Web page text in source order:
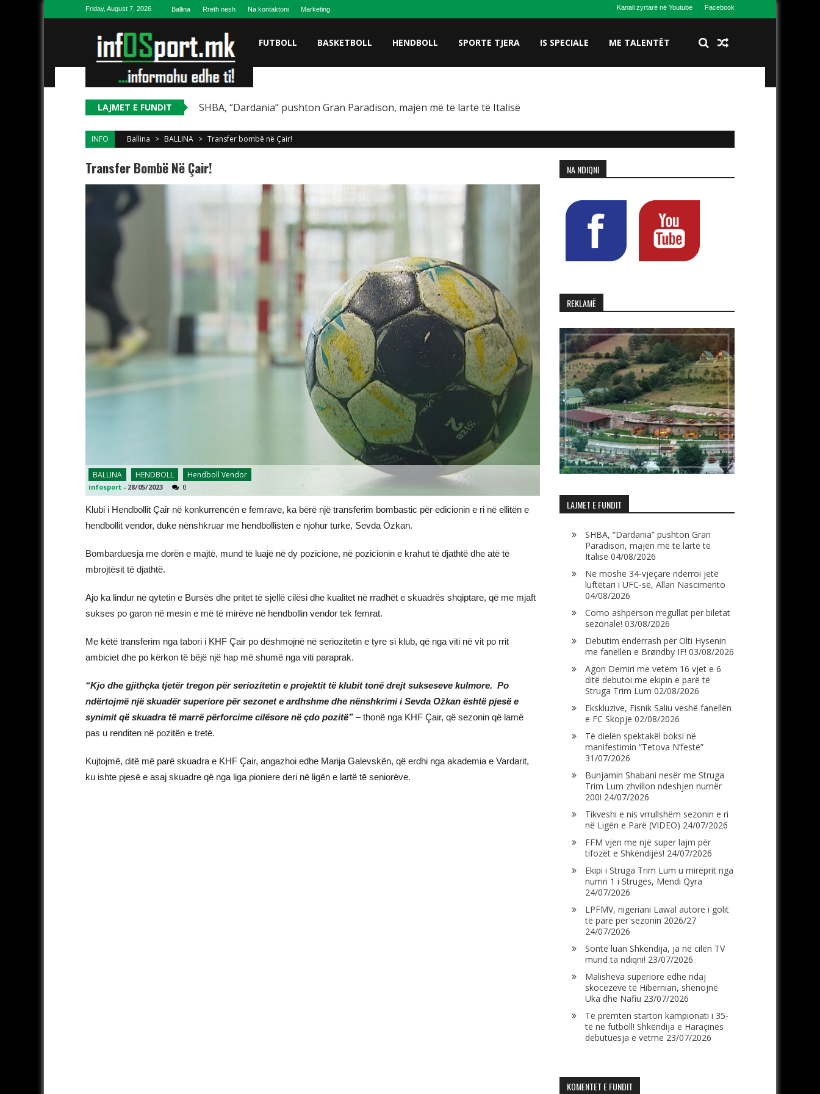
Skip to contentFriday, August 7, 2026 Ballina Rreth nesh Na kontaktoni Marketing Kanali zyrtarë në Youtube Facebook
FUTBOLL BASKETBOLL HENDBOLL SPORTE TJERA IS SPECIALE ME TALENTËT
LAJMET E FUNDIT SHBA, “Dardania” pushton Gran Paradison, majën më të lartë të Italisë
INFO Ballina > BALLINA > Transfer bombë në Çair!
Transfer Bombë Në Çair!
BALLINA HENDBOLL Hendboll Vendor
infosport - 28/05/2023 0
Klubi i Hendbollit Çair në konkurrencën e femrave, ka bërë një transferim bombastic për edicionin e ri në ellitën e
hendbollit vendor, duke nënshkruar me hendbollisten e njohur turke, Sevda Özkan.
Bombarduesja me dorën e majtë, mund të luajë në dy pozicione, në pozicionin e krahut të djathtë dhe atë të
mbrojtësit të djathtë.
Ajo ka lindur në qytetin e Bursës dhe pritet të sjellë cilësi dhe kualitet në rradhët e skuadrës shqiptare, që me mjaft
sukses po garon në mesin e më të mirëve në hendbollin vendor tek femrat.
Me këtë transferim nga tabori i KHF Çair po dëshmojnë në seriozitetin e tyre si klub, që nga viti në vit po rrit
ambiciet dhe po kërkon të bëjë një hap më shumë nga viti paraprak.
“Kjo dhe gjithçka tjetër tregon për seriozitetin e projektit të klubit tonë drejt sukseseve kulmore. Po
ndërtojmë një skuadër superiore për sezonet e ardhshme dhe nënshkrimi i Sevda Ožkan është pjesë e
synimit që skuadra të marrë përforcime cilësore në çdo pozitë” – thonë nga KHF Çair, që sezonin që lamë
pas u renditen në pozitën e tretë.
Kujtojmë, ditë më parë skuadra e KHF Çair, angazhoi edhe Marija Galevskën, që erdhi nga akademia e Vardarit,
ku ishte pjesë e asaj skuadre që nga liga pioniere deri në ligën e lartë tē seniorëve.
NA NDIQNI
REKLAMË
LAJMET E FUNDIT
SHBA, “Dardania” pushton Gran
Paradison, majën më të lartë të
Italisë 04/08/2026
Në moshë 34-vjeçare ndërroi jetë
luftëtari i UFC-së, Allan Nascimento
04/08/2026
Como ashpërson rregullat për biletat
sezonale! 03/08/2026
Debutim ëndërrash për Olti Hysenin
me fanellën e Brøndby IF! 03/08/2026
Agon Demiri me vetëm 16 vjet e 6
ditë debutoi me ekipin e parë të
Struga Trim Lum 02/08/2026
Ekskluzive, Fisnik Saliu veshë fanellën
e FC Skopje 02/08/2026
Të dielën spektakël boksi në
manifestimin “Tetova N’festë”
31/07/2026
Bunjamin Shabani nesër me Struga
Trim Lum zhvillon ndeshjen numër
200! 24/07/2026
Tikveshi e nis vrrullshëm sezonin e ri
në Ligën e Parë (VIDEO) 24/07/2026
FFM vjen me një super lajm për
tifozët e Shkëndijës! 24/07/2026
Ekipi i Struga Trim Lum u mirëprit nga
numri 1 i Strugës, Mendi Qyra
24/07/2026
LPFMV, nigeriani Lawal autorë i golit
të parë për sezonin 2026/27
24/07/2026
Sonte luan Shkëndija, ja në cilën TV
mund ta ndiqni! 23/07/2026
Malisheva superiore edhe ndaj
skocezëve të Hibernian, shënojnë
Uka dhe Nafiu 23/07/2026
Të premtën starton kampionati i 35-
të në futboll! Shkëndija e Haraçinës
debutuesja e vetme 23/07/2026
KOMENTET E FUNDIT